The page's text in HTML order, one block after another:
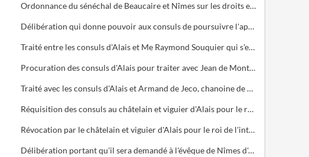
Ordonnance du sénéchal de Beaucaire et Nîmes sur les droits et émoluments des notaires d'Alais
Délibération qui donne pouvoir aux consuls de poursuivre l'appel de certaine proclamation faite par la cour des seigneurs d'Alais comme contraire aux libertés de la Ville
Traité entre les consuls d'Alais et Me Raymond Souquier qui s'engage à enseigner le droit civil à Alais pendant 4 ans au prix de 70 livres par an
Procuration des consuls d'Alais pour traiter avec Jean de Montlaur, chanoine de Maguelone, pour professer le droit canon à Alais
Traité avec les consuls d'Alais et Armand de Jeco, chanoine de Vaison, docteur ès-décrets, pour lire les Décrétales à deux étudiants d'Alais moyennant 40 livres par an
Réquisition des consuls au châtelain et viguier d'Alais pour le roi de lever son interdit sur l'exercice du consulat
Révocation par le châtelain et viguier d'Alais pour le roi de l'interdit qu'il avait porté contre les consuls sous prétexte qu'il devait être appelé à leur élection et que ceux-ci devaient prêter serment devant lui
Délibération portant qu'il sera demandé à l'évêque de Nîmes d'ordonner que pour éviter la presse et la confusion les femmes n'entreront plus dans le choeur de l'église Saint-Jean d'Alais pour y faire leurs offrandes qui seront reçues à l'entrée des chœurs